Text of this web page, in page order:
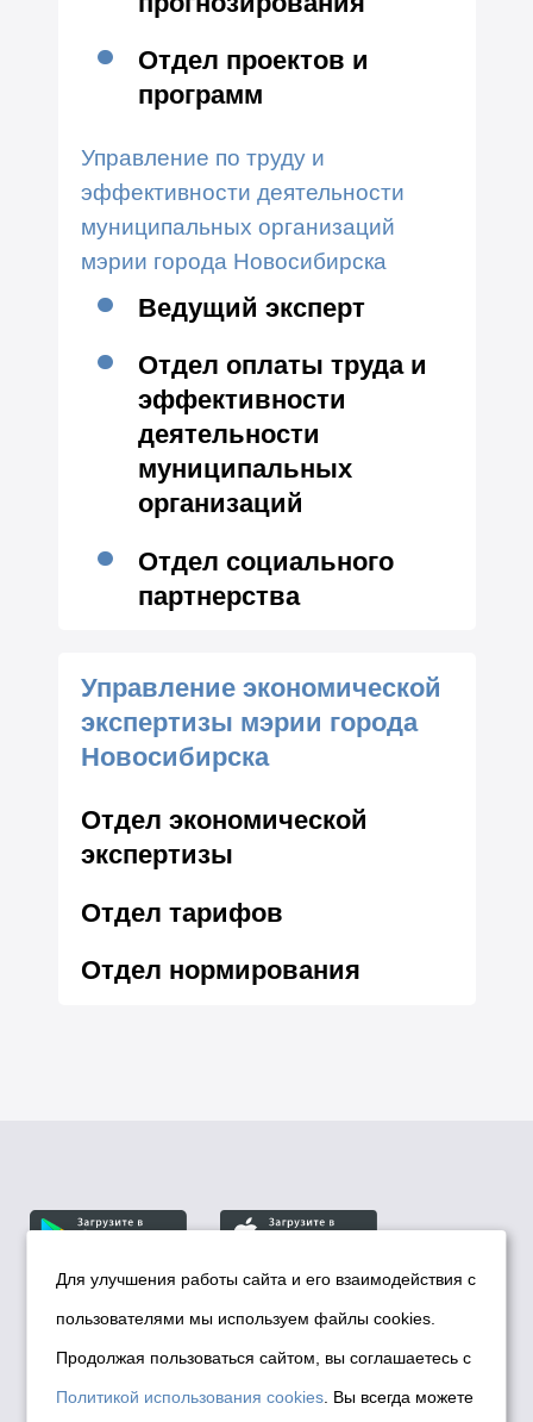
Отдел проектов и
программ
Управление по труду и
эффективности деятельности
муниципальных организаций
мэрии города Новосибирска
Ведущий эксперт
Отдел оплаты труда и
эффективности
деятельности
муниципальных
организаций
Отдел социального
партнерства
Управление экономической
экспертизы мэрии города
Новосибирска
Отдел экономической
экспертизы
Отдел тарифов
Отдел нормирования
© Департамент информационной политики мэрии
города Новосибирска, 2026
Политика использования Cookies
Для улучшения работы сайта и его взаимодействия с
пользователями мы используем файлы cookies.
Продолжая пользоваться сайтом, вы соглашаетесь с
Политикой использования cookies . Вы всегда можете